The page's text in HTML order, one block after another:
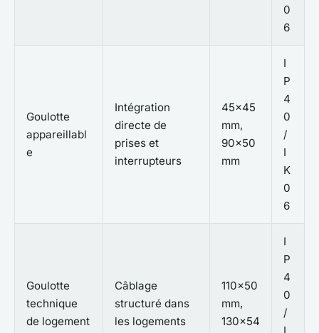
0
6
Goulotte
appareillabl
e
Intégration
directe de
prises et
interrupteurs
45x45
mm,
90x50
mm
I
P
4
0
/
I
K
0
6
Goulotte
technique
de logement
Câblage
structuré dans
les logements
110x50
mm,
130x54
I
P
4
0
/